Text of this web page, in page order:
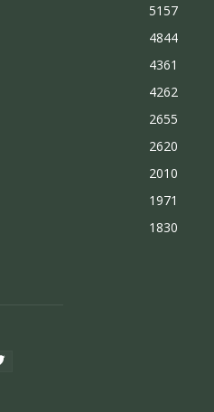
5157
4844
4361
4262
2655
2620
2010
1971
1830